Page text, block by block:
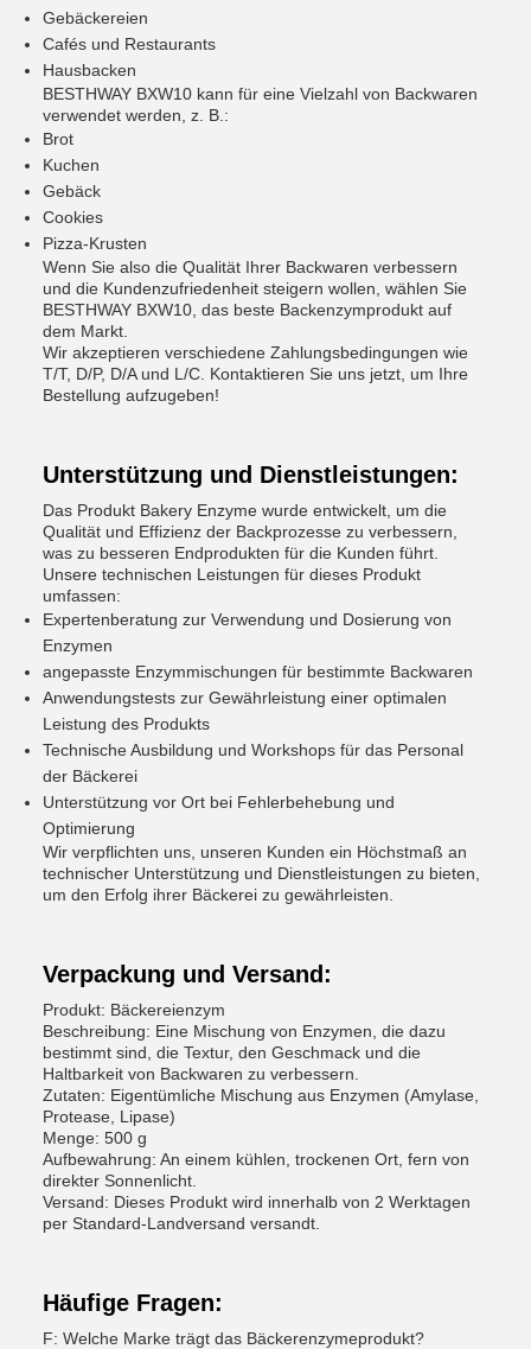
Gebäckereien
Cafés und Restaurants
Hausbacken
BESTHWAY BXW10 kann für eine Vielzahl von Backwaren
verwendet werden, z. B.:
Brot
Kuchen
Gebäck
Cookies
Pizza-Krusten
Wenn Sie also die Qualität Ihrer Backwaren verbessern
und die Kundenzufriedenheit steigern wollen, wählen Sie
BESTHWAY BXW10, das beste Backenzymprodukt auf
dem Markt.
Wir akzeptieren verschiedene Zahlungsbedingungen wie
T/T, D/P, D/A und L/C. Kontaktieren Sie uns jetzt, um Ihre
Bestellung aufzugeben!
Unterstützung und Dienstleistungen:
Das Produkt Bakery Enzyme wurde entwickelt, um die
Qualität und Effizienz der Backprozesse zu verbessern,
was zu besseren Endprodukten für die Kunden führt.
Unsere technischen Leistungen für dieses Produkt
umfassen:
Expertenberatung zur Verwendung und Dosierung von
Enzymen
angepasste Enzymmischungen für bestimmte Backwaren
Anwendungstests zur Gewährleistung einer optimalen
Leistung des Produkts
Technische Ausbildung und Workshops für das Personal
der Bäckerei
Unterstützung vor Ort bei Fehlerbehebung und
Optimierung
Wir verpflichten uns, unseren Kunden ein Höchstmaß an
technischer Unterstützung und Dienstleistungen zu bieten,
um den Erfolg ihrer Bäckerei zu gewährleisten.
Verpackung und Versand:
Produkt: Bäckereienzym
Beschreibung: Eine Mischung von Enzymen, die dazu
bestimmt sind, die Textur, den Geschmack und die
Haltbarkeit von Backwaren zu verbessern.
Zutaten: Eigentümliche Mischung aus Enzymen (Amylase,
Protease, Lipase)
Menge: 500 g
Aufbewahrung: An einem kühlen, trockenen Ort, fern von
direkter Sonnenlicht.
Versand: Dieses Produkt wird innerhalb von 2 Werktagen
per Standard-Landversand versandt.
Häufige Fragen:
F: Welche Marke trägt das Bäckerenzymeprodukt?